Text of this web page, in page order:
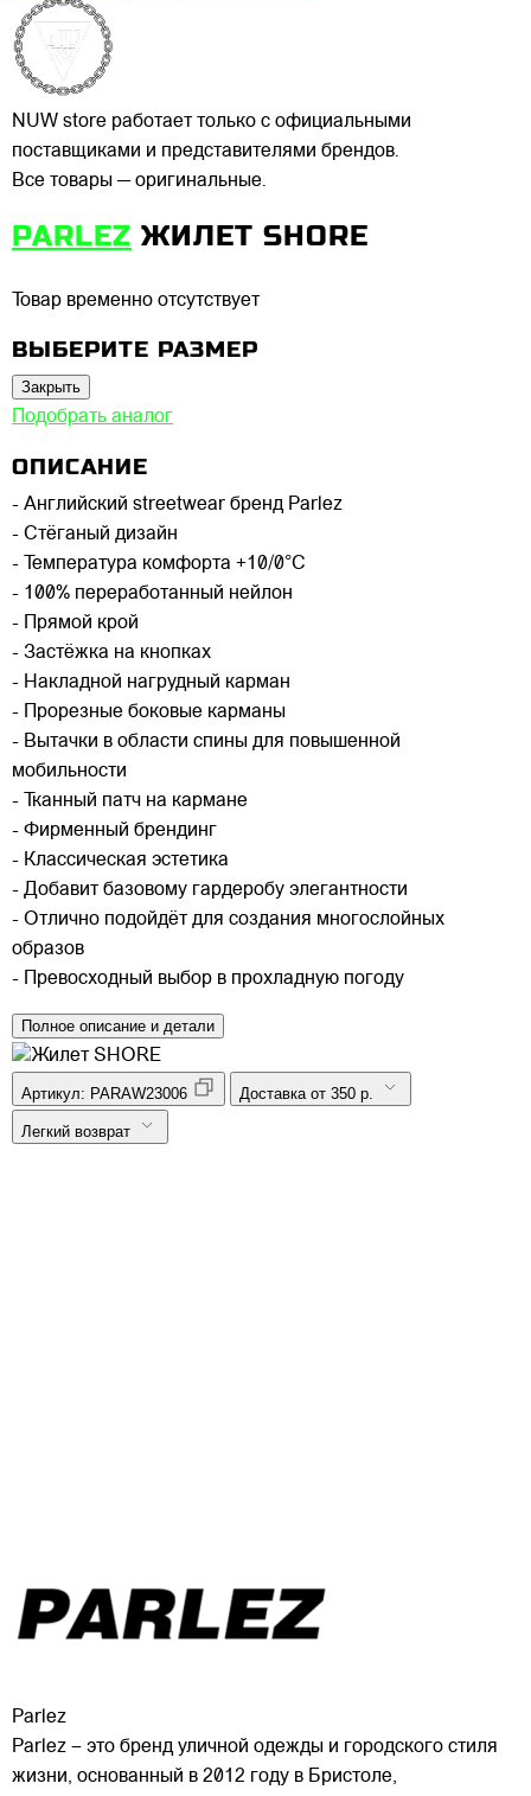
NUW store работает только с официальными
поставщиками и представителями брендов.
Все товары — оригинальные.
PARLEZ ЖИЛЕТ SHORE
Товар временно отсутствует
ВЫБЕРИТЕ РАЗМЕР
Закрыть
Подобрать аналог
ОПИСАНИЕ
- Английский streetwear бренд Parlez
- Стёганый дизайн
- Температура комфорта +10/0°C
- 100% переработанный нейлон
- Прямой крой
- Застёжка на кнопках
- Накладной нагрудный карман
- Прорезные боковые карманы
- Вытачки в области спины для повышенной
мобильности
- Тканный патч на кармане
- Фирменный брендинг
- Классическая эстетика
- Добавит базовому гардеробу элегантности
- Отлично подойдёт для создания многослойных
образов
- Превосходный выбор в прохладную погоду
Полное описание и детали
Артикул: PARAW23006 Доставка от 350 р.
Легкий возврат
Parlez
Parlez – это бренд уличной одежды и городского стиля
жизни, основанный в 2012 году в Бристоле,